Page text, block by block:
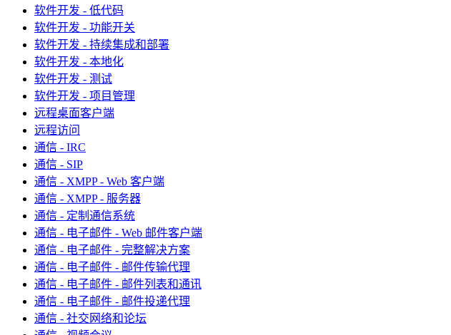
软件开发 - 低代码
软件开发 - 功能开关
软件开发 - 持续集成和部署
软件开发 - 本地化
软件开发 - 测试
软件开发 - 项目管理
远程桌面客户端
远程访问
通信 - IRC
通信 - SIP
通信 - XMPP - Web 客户端
通信 - XMPP - 服务器
通信 - 定制通信系统
通信 - 电子邮件 - Web 邮件客户端
通信 - 电子邮件 - 完整解决方案
通信 - 电子邮件 - 邮件传输代理
通信 - 电子邮件 - 邮件列表和通讯
通信 - 电子邮件 - 邮件投递代理
通信 - 社交网络和论坛